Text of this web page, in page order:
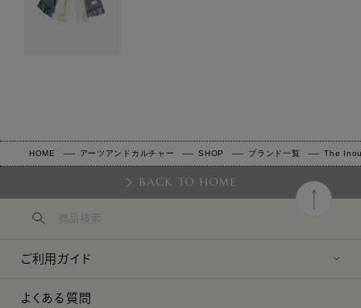
HOME アーツアンドカルチャー SHOP ブランド一覧 The
BACK TO HOME
ご利用ガイド
よくある質問